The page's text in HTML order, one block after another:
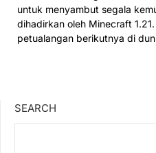
untuk menyambut segala
dihadirkan oleh Minecraft
petualangan berikutnya di
SEARCH